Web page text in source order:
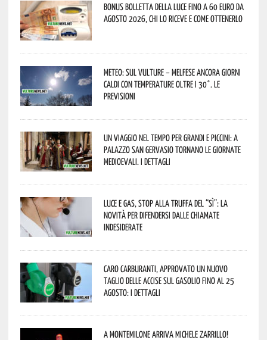
Bonus bolletta della luce fino a 60 euro da
agosto 2026, chi lo riceve e come ottenerlo
Meteo: sul Vulture – melfese ancora giorni
caldi con temperature oltre i 30°. Le
previsioni
Un viaggio nel tempo per grandi e piccini: a
Palazzo San Gervasio tornano le Giornate
Medioevali. I dettagli
Luce e gas, stop alla truffa del “Sì”: la
novità per difendersi dalle chiamate
indesiderate
Caro carburanti, approvato un nuovo
taglio delle accise sul gasolio fino al 25
agosto: i dettagli
A Montemilone arriva Michele Zarrillo!